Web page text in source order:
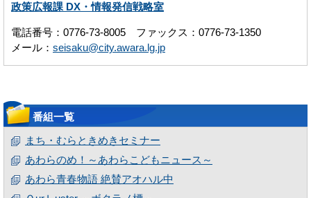
政策広報課 DX・情報発信戦略室
電話番号：0776-73-8005 ファックス：0776-73-1350
メール： seisaku@city.awara.lg.jp
番組一覧
まち・むらときめきセミナー
あわらのめ！～あわらこどもニュース～
あわら青春物語 絶賛アオハル中